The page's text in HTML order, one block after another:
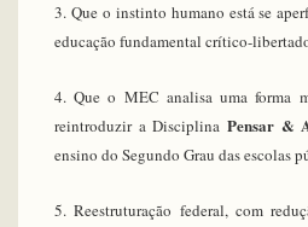
3. Que o instinto humano está se
educação fundamental crítico-
4. Que o MEC analisa uma forma
reintroduzir a Disciplina Pensar &
ensino do Segundo Grau das escolas
5. Reestruturação federal, com